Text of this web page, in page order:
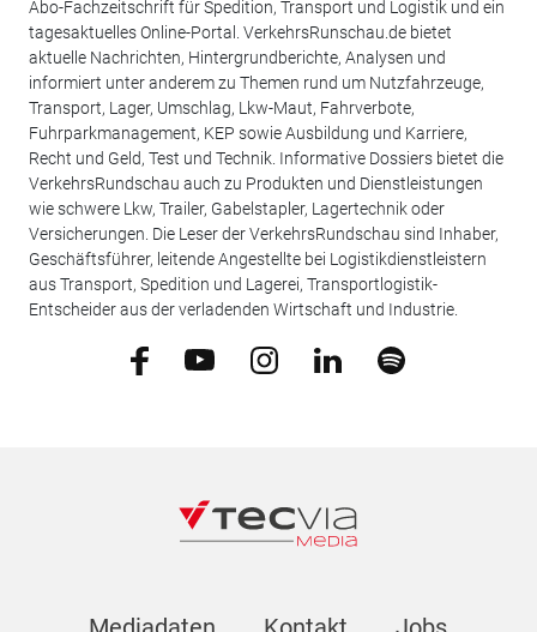
Abo-Fachzeitschrift für Spedition, Transport und Logistik und ein
tagesaktuelles Online-Portal. VerkehrsRunschau.de bietet
aktuelle Nachrichten, Hintergrundberichte, Analysen und
informiert unter anderem zu Themen rund um Nutzfahrzeuge,
Transport, Lager, Umschlag, Lkw-Maut, Fahrverbote,
Fuhrparkmanagement, KEP sowie Ausbildung und Karriere,
Recht und Geld, Test und Technik. Informative Dossiers bietet die
VerkehrsRundschau auch zu Produkten und Dienstleistungen
wie schwere Lkw, Trailer, Gabelstapler, Lagertechnik oder
Versicherungen. Die Leser der VerkehrsRundschau sind Inhaber,
Geschäftsführer, leitende Angestellte bei Logistikdienstleistern
aus Transport, Spedition und Lagerei, Transportlogistik-
Entscheider aus der verladenden Wirtschaft und Industrie.